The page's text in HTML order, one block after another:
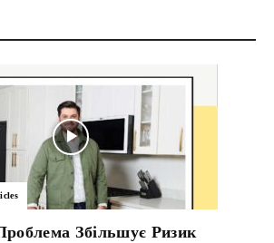
Збільшує Ризик